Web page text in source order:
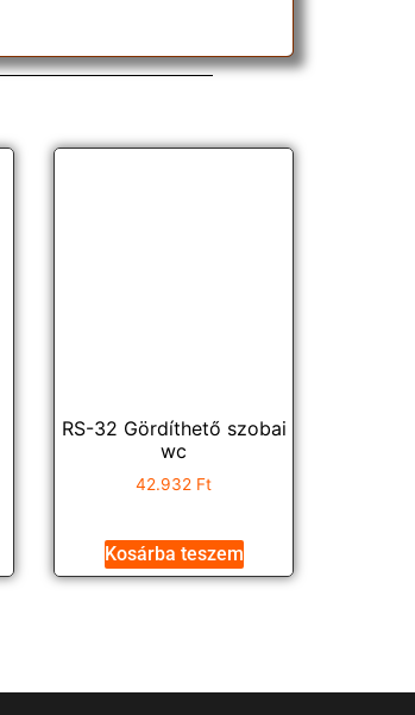
RS-32 Gördíthető szobai
wc
42.932 Ft
Kosárba teszem